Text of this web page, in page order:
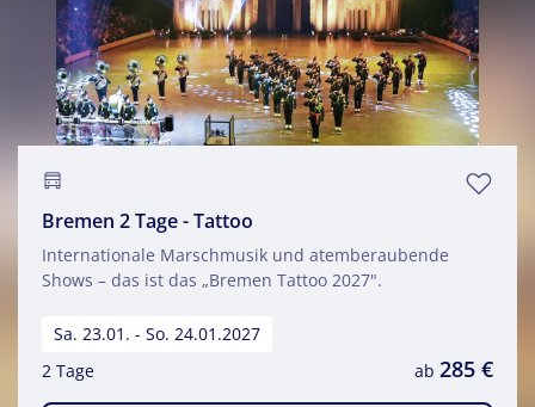
Bremen 2 Tage - Tattoo
Internationale Marschmusik und atemberaubende
Shows – das ist das „Bremen Tattoo 2027".
Sa. 23.01. - So. 24.01.2027
2 Tage
ab 285 €